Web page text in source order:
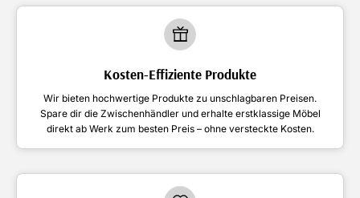
Kosten-Effiziente Produkte
Wir bieten hochwertige Produkte zu unschlagbaren Preisen.
Spare dir die Zwischenhändler und erhalte erstklassige Möbel
direkt ab Werk zum besten Preis – ohne versteckte Kosten.